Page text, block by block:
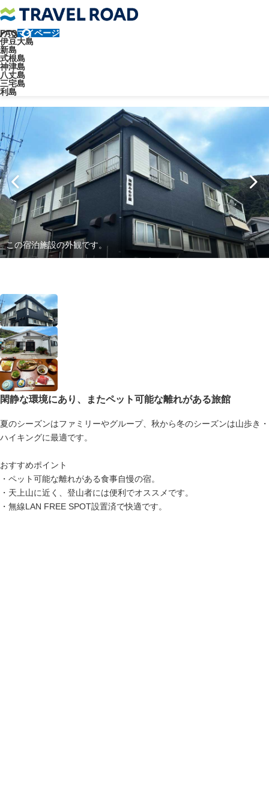
FAQマイページ
伊豆大島
新島
式根島
神津島
八丈島
三宅島
利島
トラベルロード
民宿
ふもと屋
この宿泊施設の外観です。
閑静な環境にあり、またペット可能な離れがある旅館
夏のシーズンはファミリーやグループ、秋から冬のシーズンは山歩き・
ハイキングに最適です。
おすすめポイント
・ペット可能な離れがある食事自慢の宿。
・天上山に近く、登山者には便利でオススメです。
・無線LAN FREE SPOT設置済で快適です。